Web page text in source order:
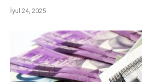
İyul 24, 2025